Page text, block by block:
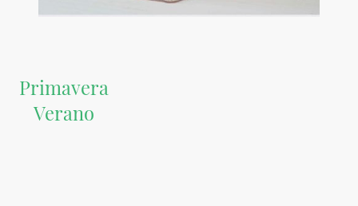
Primavera
Verano